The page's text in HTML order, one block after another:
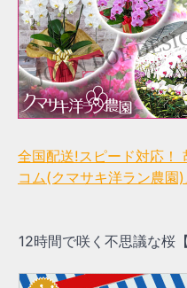
全国配送!スピード対応！
コム(クマサキ洋ラン農園)
12時間で咲く不思議な桜